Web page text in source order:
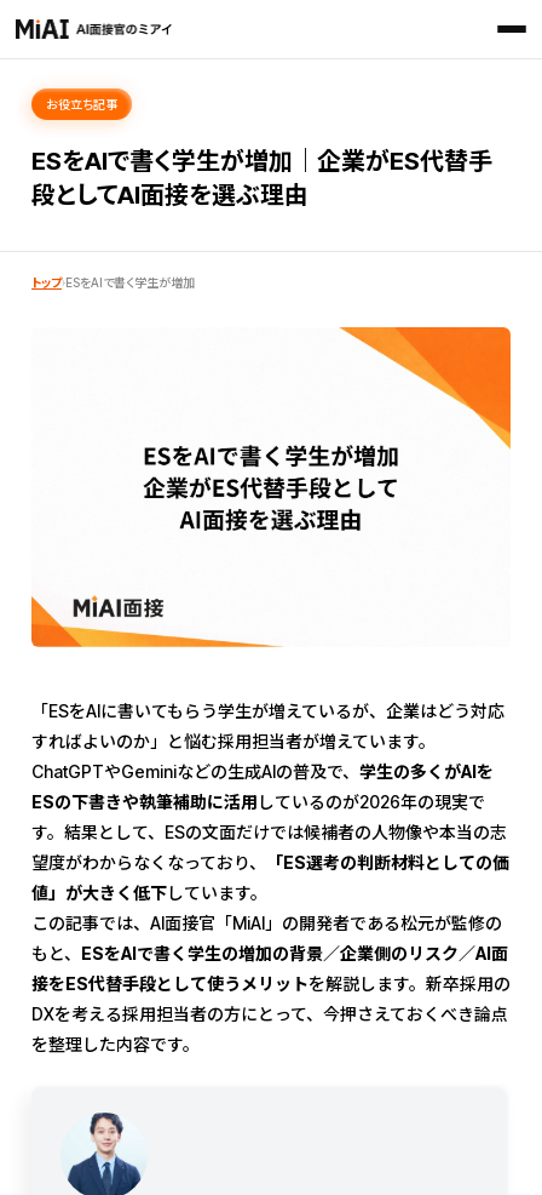
お役立ち記事
ESをAIで書く学生が増加｜企業がES代替手
段としてAI面接を選ぶ理由
トップ›ESをAIで書く学生が増加
「ESをAIに書いてもらう学生が増えているが、企業はどう対応
すればよいのか」と悩む採用担当者が増えています。
ChatGPTやGeminiなどの生成AIの普及で、 学生の多くがAIを
ESの下書きや執筆補助に活用 しているのが2026年の現実で
す。結果として、ESの文面だけでは候補者の人物像や本当の志
望度がわからなくなっており、
「ES選考の判断材料としての価
値」が大きく低下しています。
この記事では、AI面接官「MiAI」の開発者である松元が監修の
もと、 ESをAIで書く学生の増加の背景／企業側のリスク／AI面
接をES代替手段として使うメリットを解説します。新卒採用の
DXを考える採用担当者の方にとって、今押さえておくべき論点
を整理した内容です。